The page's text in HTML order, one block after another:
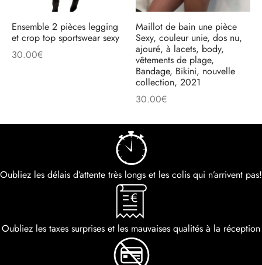
Ensemble 2 pièces legging
et crop top sportswear sexy
30.00€
Maillot de bain une pièce
Sexy, couleur unie, dos nu,
ajouré, à lacets, body,
vêtements de plage,
Bandage, Bikini, nouvelle
collection, 2021
30.00€
Oubliez les délais d’attente très longs et les colis qui n’arrivent pas!
Oubliez les taxes surprises et les mauvaises qualités à la réception